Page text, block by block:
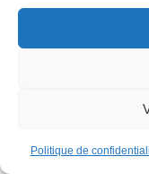
Politique de
Ce diagramme